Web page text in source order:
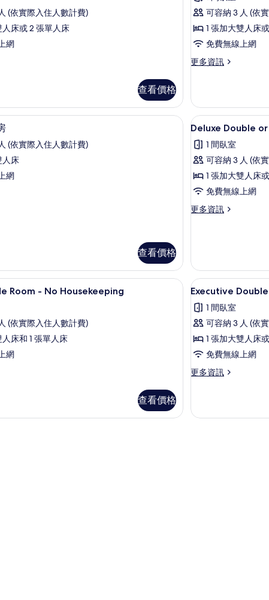
(依實際入住人數計費)
人床或 2 張單人床
網
查看價格
Room
的
所
有
相
可容納 3 人 (依
1 張加大雙人床
免費無線上網
更多資訊
更
or
Twin
Room
詳
情
客房內保險箱、書桌、隔音、熨斗/熨衣板
(依實際入住人數計費)
人床
網
查看價格
顯
示
Deluxe
Double
or
Twin
Room
的
所
有
相
片
1
Deluxe Double
1 間臥室
可容納 3 人 (依
1 張加大雙人床
免費無線上網
更多資訊
更
Twin
Room
-
No
Housekeeping
的
詳
情
客房內保險箱、書桌、隔音、熨斗/熨衣板
Room - No Housekeeping
(依實際入住人數計費)
人床和 1 張單人床
網
查看價格
顯
示
Executive
Double
or
Twin
Room
Housekeeping
1
Executive
1 間臥室
可容納 3 人 (依
1 張加大雙人床
免費無線上網
更多資訊
更
or